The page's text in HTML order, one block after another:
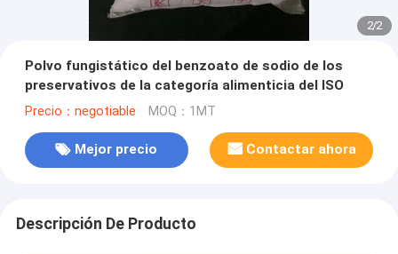
2/2
Polvo fungistático del benzoato de sodio de los
preservativos de la categoría alimenticia del ISO
Precio：negotiable MOQ：1MT
Mejor precio Contactar ahora
Descripción De Producto